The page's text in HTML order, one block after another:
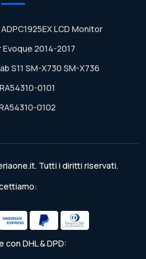
LCD Monitor
Evoque 2014-2017
S11 SM-X730 SM-X736
0101
0102
Tutti i diritti riservati.
con DHL & DPD: